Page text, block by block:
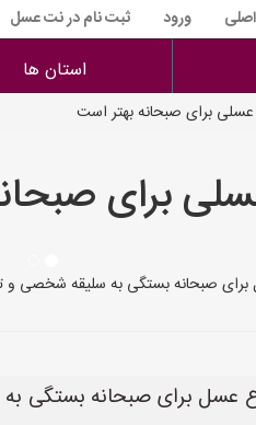
ورود ثبت نام در نت عسل
استان ها
برای صبحانه بهتر است
برای
برای صبحانه بستگی به سلیقه شخصی و
عسل برای صبحانه بستگی